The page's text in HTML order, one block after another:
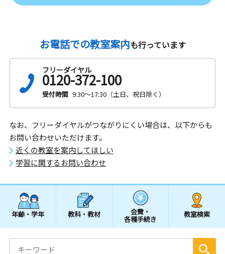
お電話での教室案内も行っています
フリーダイヤル
0120-372-100
受付時間 9:30～17:30（土日、祝日除く）
なお、フリーダイヤルがつながりにくい場合は、以下からも
お問い合わせいただけます。
近くの教室を案内してほしい
学習に関するお問い合わせ
年齢・学年 教科・教材 会費・
各種手続き
教室検索